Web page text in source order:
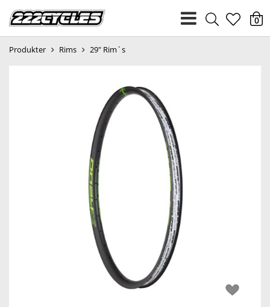
heart
0
Produkter Rims 29" Rim´s